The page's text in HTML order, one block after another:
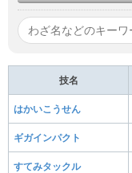
技名
はかいこうせん
ギガインパクト
すてみタックル